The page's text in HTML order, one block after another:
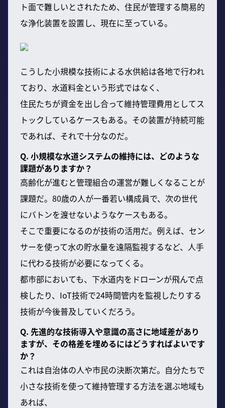
ト面で難しいとされたため、住民が管理する簡易的
な浄化装置を設置し、現在に至っている。
こうした小規模な技術による水供給は各地で行われ
ており、水道料金という形式ではなく、
住民たちが資金を出し合って維持管理費用としてス
トックしているケースもある。その装置が持続可能
であれば、それで十分なのだ。
Q. 小規模な水道システムの維持には、どのような
課題がありますか？
高齢化が進むと管理組合の運営が難しくなることが
課題だ。80歳の人が一番若い構成員で、次の世代
にバトンを渡せないようなケースもある。
そこで重要になるのが技術の活用だ。例えば、セン
サーを使って水の貯水量を遠隔監視するなど、人手
に代わる技術が必要になってくる。
都市部においても、下水道内をドローンが飛んで点
検したり、IoT技術で24時間管内を監視したりする
技術が今後普及していくだろう。
Q. 先進的な技術導入や意識の高さに地域差があり
ますが、その格差を埋めるにはどうすればよいです
か？
これは自治体の人や市民の決断次第だ。自分たちで
小さな技術を使って維持管理する方法を選ぶ地域も
あれば、